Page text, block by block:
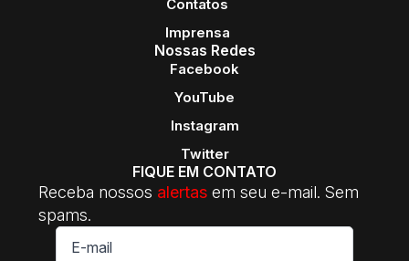
Contatos
Imprensa
Nossas Redes
Facebook
YouTube
Instagram
Twitter
FIQUE EM CONTATO
Receba nossos alertas em seu e-mail. Sem
spams.
E-
mail